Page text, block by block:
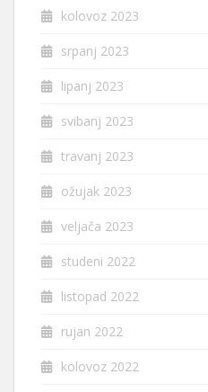
kolovoz 2023
srpanj 2023
lipanj 2023
svibanj 2023
travanj 2023
ožujak 2023
veljača 2023
studeni 2022
listopad 2022
rujan 2022
kolovoz 2022